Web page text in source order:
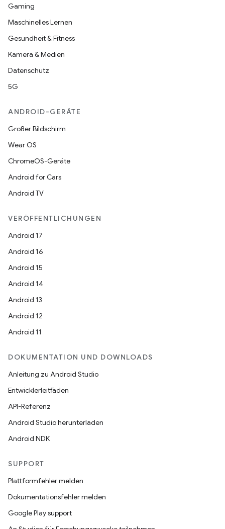
Gaming
Maschinelles Lernen
Gesundheit & Fitness
Kamera & Medien
Datenschutz
5G
ANDROID-GERÄTE
Großer Bildschirm
Wear OS
ChromeOS-Geräte
Android for Cars
Android TV
VERÖFFENTLICHUNGEN
Android 17
Android 16
Android 15
Android 14
Android 13
Android 12
Android 11
DOKUMENTATION UND DOWNLOADS
Anleitung zu Android Studio
Entwicklerleitfäden
API-Referenz
Android Studio herunterladen
Android NDK
SUPPORT
Plattformfehler melden
Dokumentationsfehler melden
Google Play support